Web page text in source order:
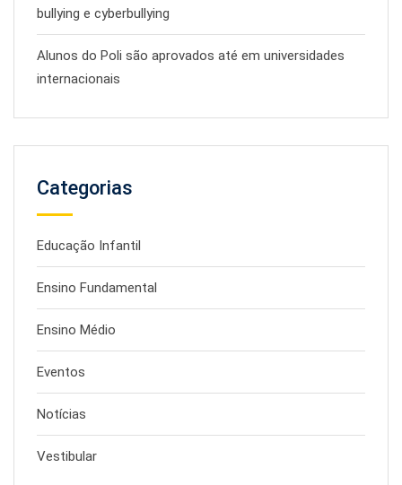
bullying e cyberbullying
Alunos do Poli são aprovados até em universidades
internacionais
Categorias
Educação Infantil
Ensino Fundamental
Ensino Médio
Eventos
Notícias
Vestibular